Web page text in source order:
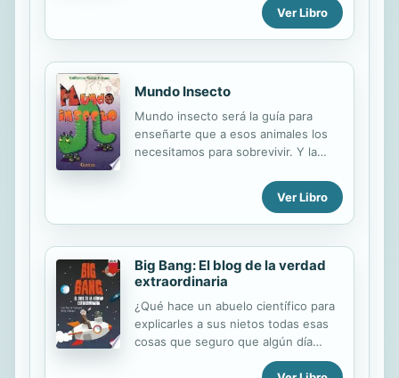
lectores que sean pacientes,
tenaces y honestos. ¡Porque en todo
para SER muchas cosas. Por
dondequiera que te lleve la vida,
recuerda... Ser curioso... Ser
intrépida... Ser paciente... Ser
valiente... Y, sobre todo, no te
olvides de... ¡SER TÚ MISMO!
Ver Libro
Mundo Insecto
Mundo insecto será la guía para
enseñarte que a esos animales los
necesitamos para sobrevivir. Y la
medio de polinización. Además, este
libro trae una completa clasificación
de esos pequeños seres.
Ver Libro
Big Bang: El blog de la verdad
extraordinaria
¿Qué hace un abuelo científico para
explicarles a sus nietos todas esas
cosas que seguro que algún día
querrán saber? Fácil: crear un blog e